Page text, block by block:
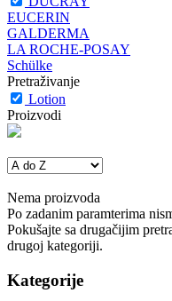
EUCERIN
GALDERMA
LA ROCHE-POSAY
Schülke
Pretraživanje
Lotion
Proizvodi
Nema proizvoda
Po zadanim paramterima
Pokušajte sa drugačijim
drugoj kategoriji.
Kategorije